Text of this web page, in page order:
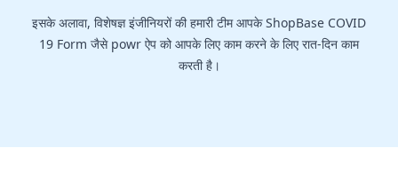
इसके अलावा, विशेषज्ञ इंजीनियरों की हमारी टीम आपके ShopBase COVID
19 Form जैसे powr ऐप को आपके लिए काम करने के लिए रात-दिन काम
करती है।